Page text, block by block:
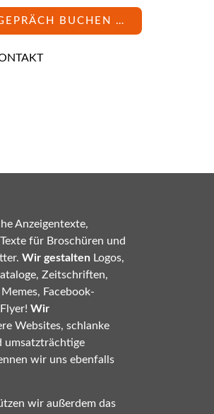
BUCHEN …
Anzeigentexte,
für Broschüren und
Wir gestalten Logos,
Zeitschriften,
Facebook-
Wir
Websites, schlanke
umsatzträchtige
wir uns ebenfalls
wir außerdem das